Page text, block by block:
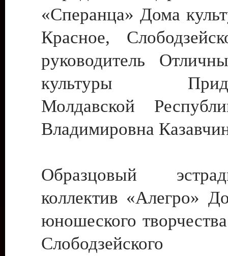
«Сперанца» Дома
Красное,
руководитель
культуры
Молдавской
Владимировна
Образцовый
коллектив «Алегро»
юношеского